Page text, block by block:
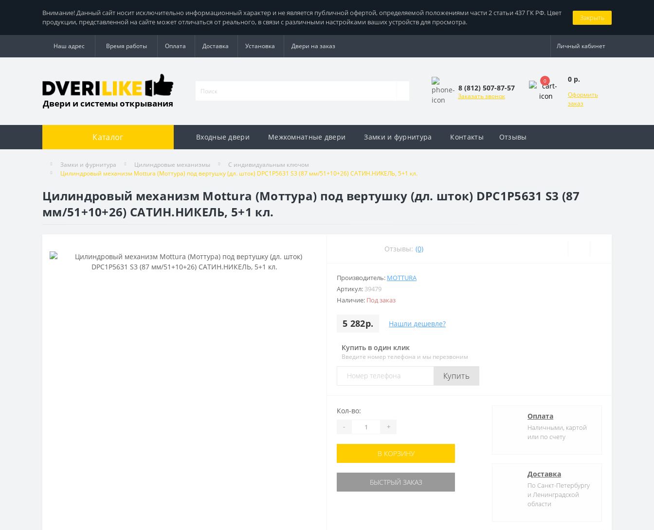
Внимание! Данный сайт носит исключительно информационный характер и не является публичной офертой, определяемой положениями части 2 статьи 437 ГК РФ. Цвет
продукции, представленной на сайте может отличаться от реального, в связи с различными настройками ваших устройств для просмотра.
Закрыть
Наш адрес Время работы Оплата Доставка Установка Двери на заказ Личный кабинет
Двери и системы открывания
8 (812) 507-87-57
Заказать звонок
0 0 р.
Оформить
заказ
Каталог Входные двери Межкомнатные двери Замки и фурнитура Контакты Отзывы
Замки и фурнитура Цилиндровые механизмы
С индивидуальным ключом
Цилиндровый механизм Mottura (Моттура) под вертушку (дл. шток) DPC1P5631 S3 (87 мм/51+10+26) САТИН.НИКЕЛЬ, 5+1 кл.
Цилиндровый механизм Mottura (Моттура) под вертушку (дл. шток) DPC1P5631 S3 (87
мм/51+10+26) САТИН.НИКЕЛЬ, 5+1 кл.
Отзывы: (0)
Производитель: MOTTURA
Артикул: 39479
Наличие: Под заказ
5 282р. Нашли дешевле?
Купить в один клик
Введите номер телефона и мы перезвоним
Купить
Кол-во:
- +
В КОРЗИНУ
БЫСТРЫЙ ЗАКАЗ
Оплата
Наличными, картой
или по счету
Доставка
По Санкт-Петербургу
и Ленинградской
области